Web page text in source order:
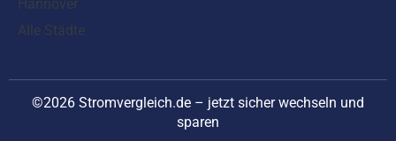
Hannover
Alle Städte
©2026 Stromvergleich.de – jetzt sicher wechseln und
sparen